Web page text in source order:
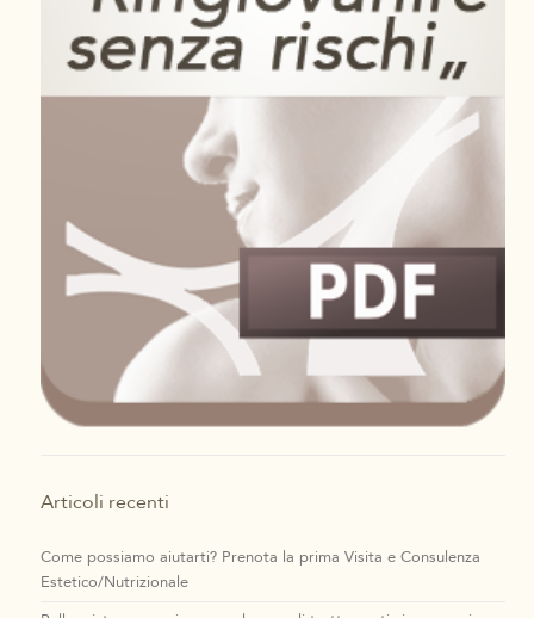
Articoli recenti
Come possiamo aiutarti? Prenota la prima Visita e Consulenza
Estetico/Nutrizionale